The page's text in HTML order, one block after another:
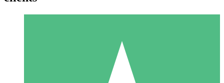
Packs de Crédits Individuels